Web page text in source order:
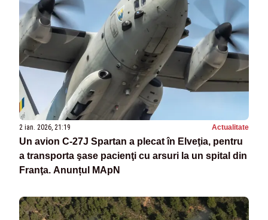
2 ian. 2026, 21:19 Actualitate
Un avion C-27J Spartan a plecat în Elveţia, pentru
a transporta şase pacienţi cu arsuri la un spital din
Franţa. Anunțul MApN